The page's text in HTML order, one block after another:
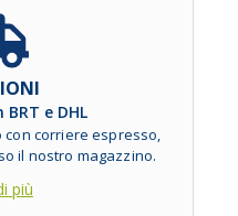
e DHL
con corriere espresso,
il nostro magazzino.
più